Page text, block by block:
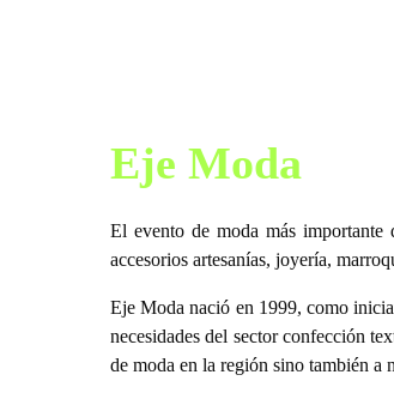
Eje Moda
El evento de moda más
accesorios artesanías, joyería,
Eje Moda nació en 1999, como
necesidades del sector confección
de moda en la región sino también a